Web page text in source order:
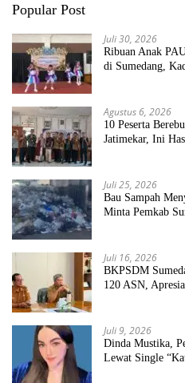
Popular Post
Juli 30, 2026
Ribuan Anak
di Sumedang,
Agustus 6, 2026
10 Peserta
Jatimekar, Ini
Juli 25, 2026
Bau Sampah
Minta Pemkab
Juli 16, 2026
BKPSDM
120 ASN,
Juli 9, 2026
Dinda Mustika,
Lewat Single